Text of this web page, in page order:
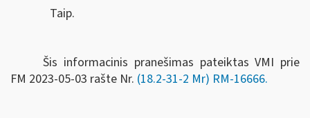
Taip.
Šis informacinis pranešimas pateiktas VMI prie
FM 2023-05-03 rašte Nr. (18.2-31-2 Mr) RM-16666.